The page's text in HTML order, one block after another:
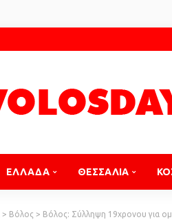
ΕΛΛΑΔΑ ΘΕΣΣΑΛΙΑ
> Βόλος > Βόλος: Σύλληψη 19χρονου για